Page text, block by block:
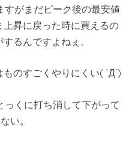
すがまだピーク後の最安値
昇に戻った時に買えるの
るんですよねぇ。
のすごくやりにくい( ´Д`)
っくに打ち消して下がって
い。